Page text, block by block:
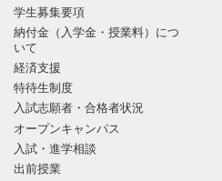
学生募集要項
納付金（入学金・授業料）につ
いて
経済支援
特待生制度
入試志願者・合格者状況
オープンキャンパス
入試・進学相談
出前授業